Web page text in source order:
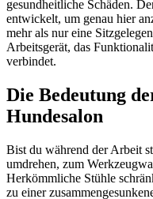
gesundheitliche Schäden.
entwickelt, um genau hier
mehr als nur eine
Arbeitsgerät, das
verbindet.
Die Bedeutung
Hundesalon
Bist du während der Arbeit
umdrehen, zum
Herkömmliche Stühle
zu einer